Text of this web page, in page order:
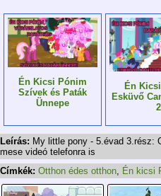
Én Kicsi Pónim
Szívek és Paták
Ünnepe
Én
Esküvő
2
Leírás: My little pony - 5.évad 3.rész:
mese videó telefonra is
Címkék: Otthon édes otthon, Én kicsi